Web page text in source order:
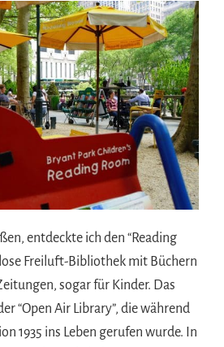
entdeckte ich den “Reading
Freiluft-Bibliothek mit Büchern
sogar für Kinder. Das
“Open Air Library”, die während
1935 ins Leben gerufen wurde. In